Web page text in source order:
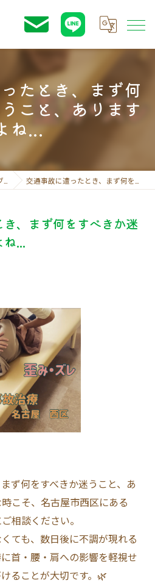
たとき、まず何
こと、あります
ね...
交通事故に遭ったとき、まず何をすべきか迷うこと、ありますよね...
、まず何をすべきか迷
...
ず何をすべきか迷うこと、あ
こそ、名古屋市西区にある
相談ください。
ても、数日後に不調が現れる
首・腰・肩への影響を軽視せ
ることが大切です。🌿